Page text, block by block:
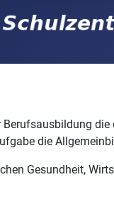
die
Gesundheit,